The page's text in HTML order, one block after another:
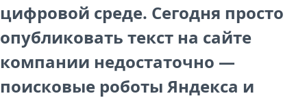
цифровой среде. Сегодня просто
опубликовать текст на сайте
компании недостаточно —
поисковые роботы Яндекса и